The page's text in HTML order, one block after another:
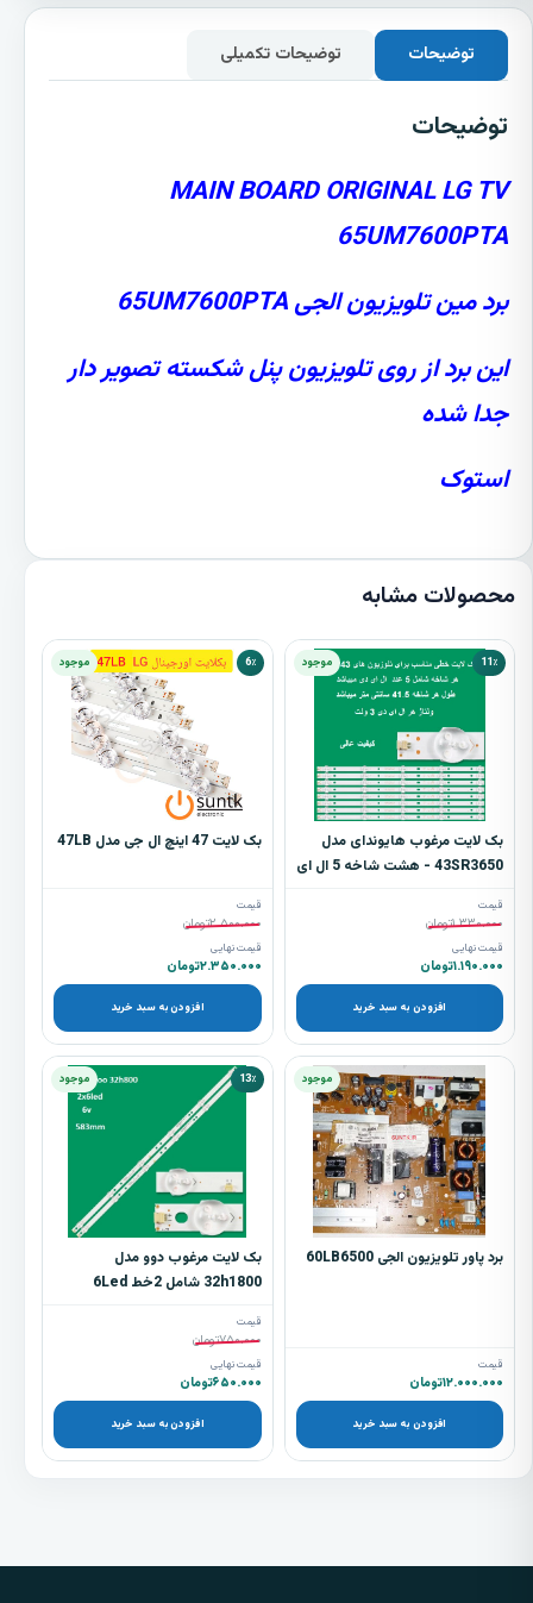
توضیحات توضیحات تکمیلی
توضیحات
MAIN BOARD ORIGINAL LG TV
65UM7600PTA
برد مین تلویزیون الجی 65UM7600PTA
این برد از روی تلویزیون پنل شکسته تصویر دار
جدا شده
استوک
محصولات مشابه
11٪ موجود
بک لایت مرغوب هایوندای مدل
43SR3650 - هشت شاخه 5 ال ای
قیمت
۱.۳۳۰.۰۰۰تومان
قیمت نهایی
۱.۱۹۰.۰۰۰تومان
افزودن به سبد خرید
6٪ موجود
بک لایت 47 اینچ ال جی مدل 47LB
قیمت
۲.۵۰۰.۰۰۰تومان
قیمت نهایی
۲.۳۵۰.۰۰۰تومان
افزودن به سبد خرید
موجود
برد پاور تلویزیون الجی 60LB6500
قیمت
۱۲.۰۰۰.۰۰۰تومان
افزودن به سبد خرید
13٪ موجود
بک لایت مرغوب دوو مدل
32h1800 شامل 2خط 6Led
قیمت
۷۵۰.۰۰۰تومان
قیمت نهایی
۶۵۰.۰۰۰تومان
افزودن به سبد خرید